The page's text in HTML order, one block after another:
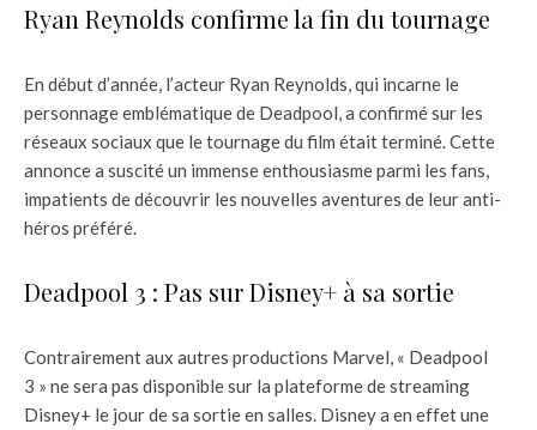
Ryan Reynolds confirme la fin du tournage
En début d’année, l’acteur Ryan Reynolds, qui incarne le
personnage emblématique de Deadpool, a confirmé sur les
réseaux sociaux que le tournage du film était terminé. Cette
annonce a suscité un immense enthousiasme parmi les fans,
impatients de découvrir les nouvelles aventures de leur anti-
héros préféré.
Deadpool 3 : Pas sur Disney+ à sa sortie
Contrairement aux autres productions Marvel, « Deadpool
3 » ne sera pas disponible sur la plateforme de streaming
Disney+ le jour de sa sortie en salles. Disney a en effet une